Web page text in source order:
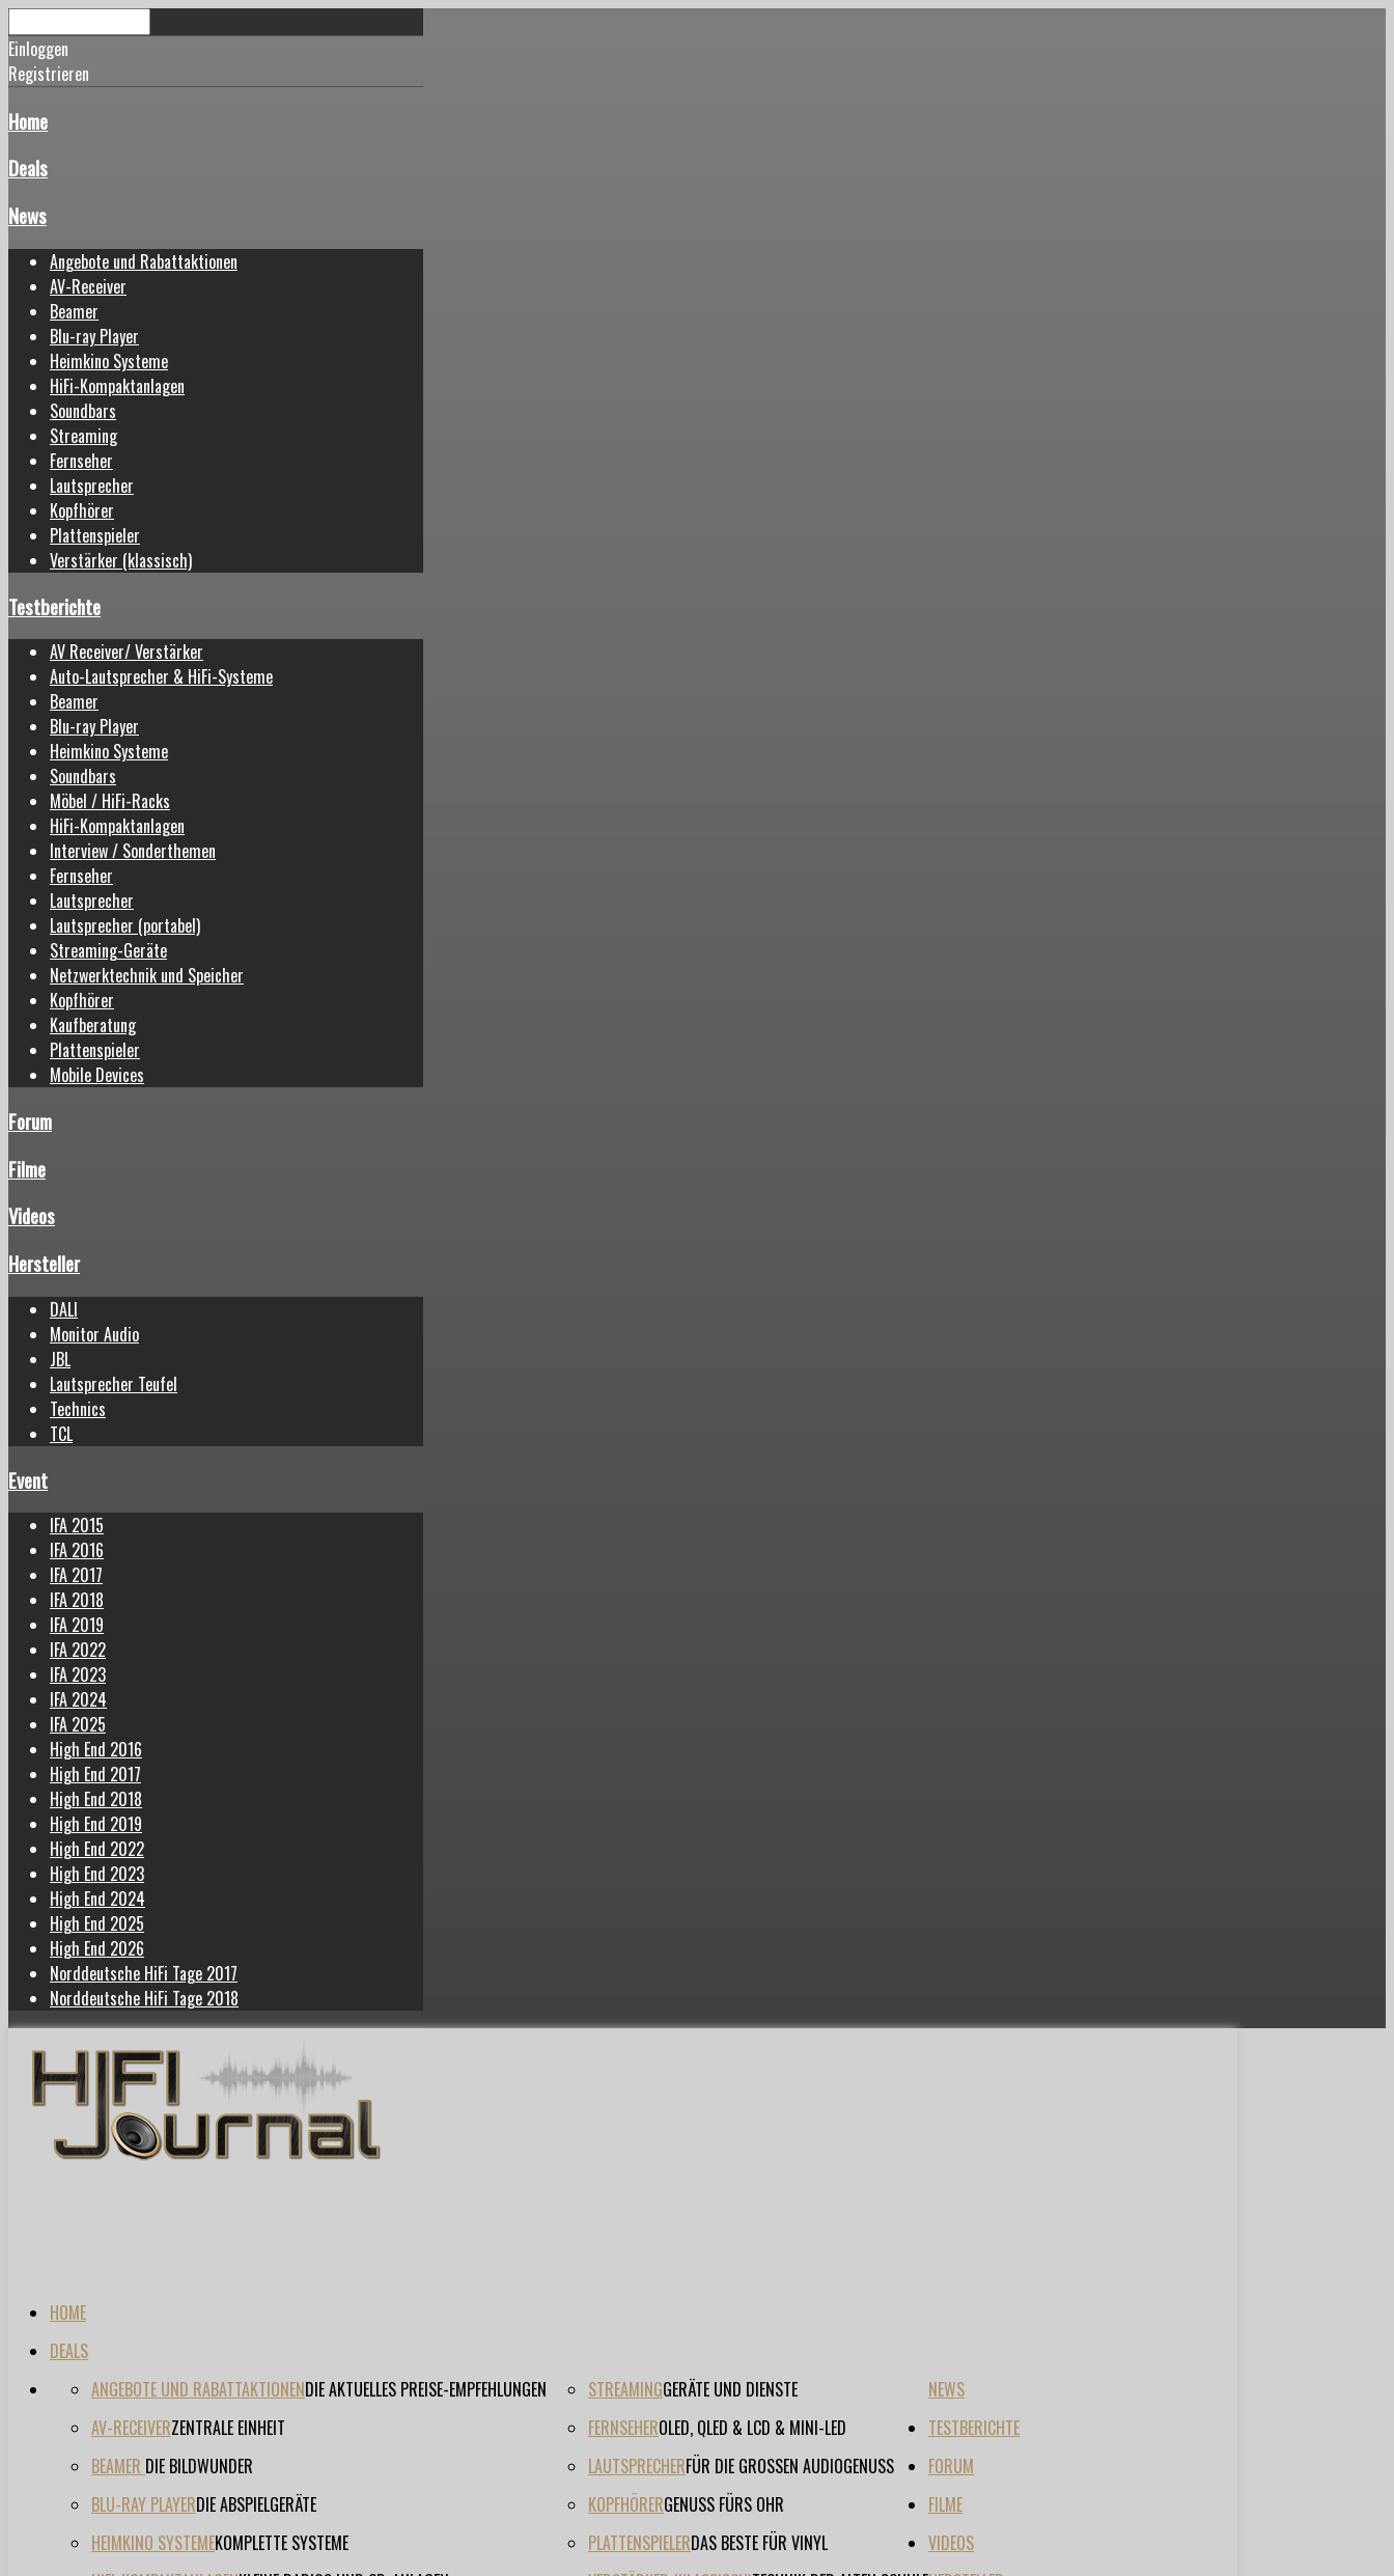
Einloggen
Registrieren
Home
Deals
News
Angebote und Rabattaktionen
AV-Receiver
Beamer
Blu-ray Player
Heimkino Systeme
HiFi-Kompaktanlagen
Soundbars
Streaming
Fernseher
Lautsprecher
Kopfhörer
Plattenspieler
Verstärker (klassisch)
Testberichte
AV Receiver/ Verstärker
Auto-Lautsprecher & HiFi-Systeme
Beamer
Blu-ray Player
Heimkino Systeme
Soundbars
Möbel / HiFi-Racks
HiFi-Kompaktanlagen
Interview / Sonderthemen
Fernseher
Lautsprecher
Lautsprecher (portabel)
Streaming-Geräte
Netzwerktechnik und Speicher
Kopfhörer
Kaufberatung
Plattenspieler
Mobile Devices
Forum
Filme
Videos
Hersteller
DALI
Monitor Audio
JBL
Lautsprecher Teufel
Technics
TCL
Event
IFA 2015
IFA 2016
IFA 2017
IFA 2018
IFA 2019
IFA 2022
IFA 2023
IFA 2024
IFA 2025
High End 2016
High End 2017
High End 2018
High End 2019
High End 2022
High End 2023
High End 2024
High End 2025
High End 2026
Norddeutsche HiFi Tage 2017
Norddeutsche HiFi Tage 2018
HOME
DEALS
NEWS
ANGEBOTE UND RABATTAKTIONENDIE AKTUELLES PREISE-EMPFEHLUNGEN
AV-RECEIVERZENTRALE EINHEIT
BEAMER DIE BILDWUNDER
BLU-RAY PLAYERDIE ABSPIELGERÄTE
HEIMKINO SYSTEMEKOMPLETTE SYSTEME
STREAMINGGERÄTE UND DIENSTE
FERNSEHEROLED, QLED & LCD & MINI-LED
LAUTSPRECHERFÜR DIE GROSSEN AUDIOGENUSS
KOPFHÖRERGENUSS FÜRS OHR
PLATTENSPIELERDAS BESTE FÜR VINYL
TESTBERICHTE
FORUM
FILME
VIDEOS